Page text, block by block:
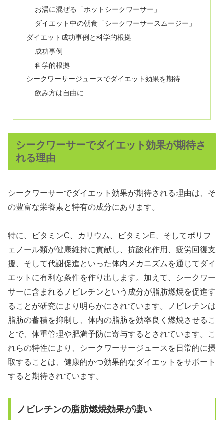
お湯に混ぜる「ホットシークワーサー」
ダイエット中の朝食「シークワーサースムージー」
ダイエット成功事例と科学的根拠
成功事例
科学的根拠
シークワーサージュースでダイエット効果を期待
飲み方は自由に
シークワーサーでダイエット効果が期待さ
れる理由
シークワーサーでダイエット効果が期待される理由は、そ
の豊富な栄養素と特有の成分にあります。
特に、ビタミンC、カリウム、ビタミンE、そしてポリフ
ェノール類が健康維持に貢献し、抗酸化作用、疲労回復支
援、そして代謝促進といった体内メカニズムを通じてダイ
エットに有利な条件を作り出します。加えて、シークワー
サーに含まれるノビレチンという成分が脂肪燃焼を促進す
ることが研究により明らかにされています。ノビレチンは
脂肪の蓄積を抑制し、体内の脂肪を効率良く燃焼させるこ
とで、体重管理や肥満予防に寄与するとされています。こ
れらの特性により、シークワーサージュースを日常的に摂
取することは、健康的かつ効果的なダイエットをサポート
すると期待されています。
ノビレチンの脂肪燃焼効果が凄い